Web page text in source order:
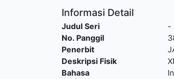
Informasi Detail
Judul Seri
-
No. Panggil
Penerbit
Deskripsi Fisik
Bahasa